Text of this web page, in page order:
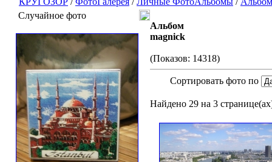
Случайное фото
Альбом
magnick
(Показов: 14318)
Сортировать фото по
Найдено 29 на 3